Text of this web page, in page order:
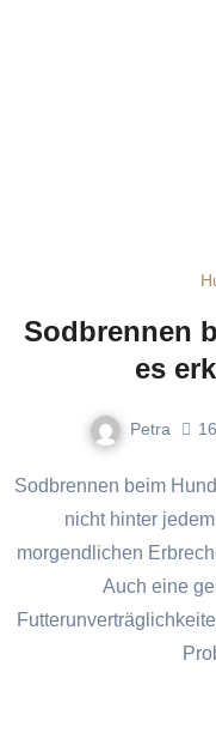
Sodbrennen
es
Petra
Sodbrennen beim Hund gibt es tatsächlich. Allerdings steckt
nicht hinter
morgendlichen
Auch eine